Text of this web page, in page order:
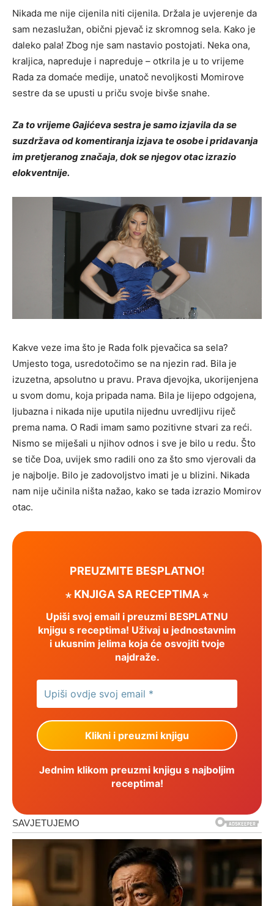
Nikada me nije cijenila niti cijenila. Držala je uvjerenje da
sam nezaslužan, obični pjevač iz skromnog sela. Kako je
daleko pala! Zbog nje sam nastavio postojati. Neka ona,
kraljica, napreduje i napreduje – otkrila je u to vrijeme
Rada za domaće medije, unatoč nevoljkosti Momirove
sestre da se upusti u priču svoje bivše snahe.
Za to vrijeme Gajićeva sestra je samo izjavila da se
suzdržava od komentiranja izjava te osobe i pridavanja
im pretjeranog značaja, dok se njegov otac izrazio
elokventnije.
Kakve veze ima što je Rada folk pjevačica sa sela?
Umjesto toga, usredotočimo se na njezin rad. Bila je
izuzetna, apsolutno u pravu. Prava djevojka, ukorijenjena
u svom domu, koja pripada nama. Bila je lijepo odgojena,
ljubazna i nikada nije uputila nijednu uvredljivu riječ
prema nama. O Radi imam samo pozitivne stvari za reći.
Nismo se miješali u njihov odnos i sve je bilo u redu. Što
se tiče Doa, uvijek smo radili ono za što smo vjerovali da
je najbolje. Bilo je zadovoljstvo imati je u blizini. Nikada
nam nije učinila ništa nažao, kako se tada izrazio Momirov
otac.
PREUZMITE BESPLATNO!
⋆ KNJIGA SA RECEPTIMA ⋆
Upiši svoj email i preuzmi BESPLATNU
knjigu s receptima! Uživaj u jednostavnim
i ukusnim jelima koja će osvojiti tvoje
najdraže.
Jednim klikom preuzmi knjigu s najboljim
receptima!